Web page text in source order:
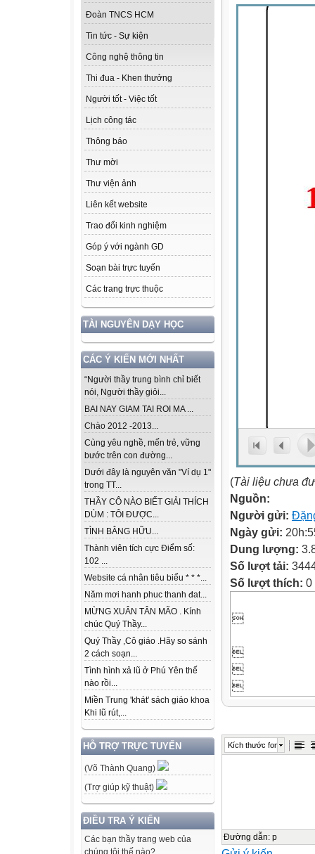
Đoàn TNCS HCM
Tin tức - Sự kiện
Công nghệ thông tin
Thi đua - Khen thưởng
Người tốt - Việc tốt
Lịch công tác
Thông báo
Thư mời
Thư viện ảnh
Liên kết website
Trao đổi kinh nghiệm
Góp ý với ngành GD
Soạn bài trực tuyến
Các trang trực thuộc
TÀI NGUYÊN DẠY HỌC
CÁC Ý KIẾN MỚI NHẤT
“Người thầy trung bình chỉ biết
nói, Người thầy giỏi...
BAI NAY GIAM TAI ROI MA ...
Chào 2012 -2013...
Cùng yêu nghề, mến trẻ, vững
bước trên con đường...
Dưới đây là nguyên văn "Ví dụ 1"
trong TT...
THẦY CÔ NÀO BIẾT GIẢI THÍCH
DÙM : TÔI ĐƯỢC...
TÌNH BẰNG HỮU...
Thành viên tích cực Điểm số:
102 ...
Website cá nhân tiêu biểu * * *...
Năm mơi hanh phuc thanh đat...
MỪNG XUÂN TÂN MÃO . Kính
chúc Quý Thầy...
Quý Thầy ,Cô giáo .Hãy so sánh
2 cách soạn...
Tình hình xả lũ ở Phú Yên thế
nào rồi...
Miền Trung 'khát' sách giáo khoa
Khi lũ rút,...
HỖ TRỢ TRỰC TUYẾN
(Võ Thành Quang)
(Trợ giúp kỹ thuật)
ĐIỀU TRA Ý KIẾN
Các bạn thầy trang web của
chúng tôi thế nào?
(Tài liệu chưa
Nguồn:
Người gửi:
Ngày gửi:
Dung lượng:
Số lượt tải:
Số lượt thích: 0




100 đề Toán Tin
Bài 1/1999 -
Kích thước font
Đường dẫn: p